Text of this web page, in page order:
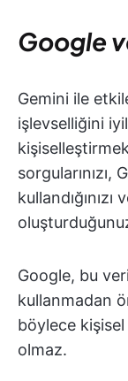
Google
Gemini ile
işlevselliğini
sorgularınızı,
kullandığınızı
Google, bu
kullanmadan
böylece
olmaz.